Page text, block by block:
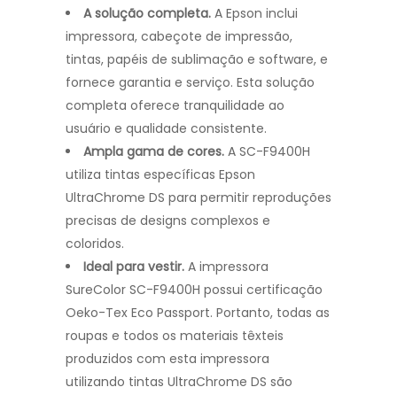
A solução completa. A Epson inclui
impressora, cabeçote de impressão,
tintas, papéis de sublimação e software, e
fornece garantia e serviço. Esta solução
completa oferece tranquilidade ao
usuário e qualidade consistente.
Ampla gama de cores. A SC-F9400H
utiliza tintas específicas Epson
UltraChrome DS para permitir reproduções
precisas de designs complexos e
coloridos.
Ideal para vestir. A impressora
SureColor SC-F9400H possui certificação
Oeko-Tex Eco Passport. Portanto, todas as
roupas e todos os materiais têxteis
produzidos com esta impressora
utilizando tintas UltraChrome DS são